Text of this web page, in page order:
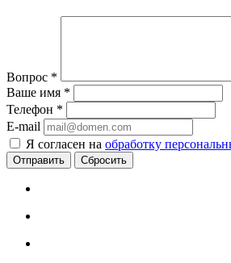
Вопрос *
Ваше имя *
Телефон *
E-mail
Я согласен на обработку
Сбросить